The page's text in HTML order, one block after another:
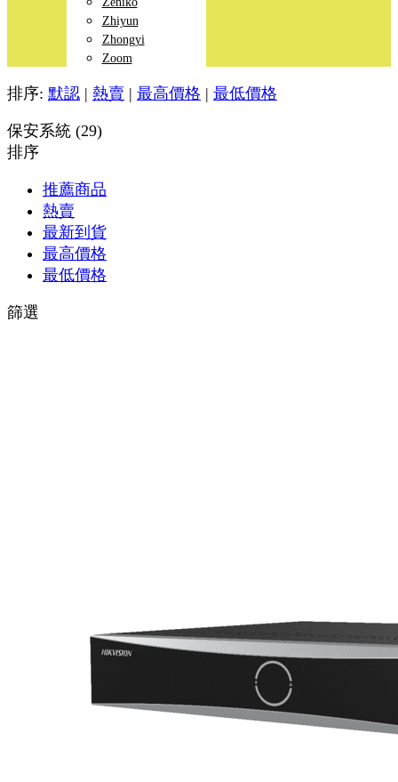
Zhiyun
Zhongyi
Zoom
排序: 默認 | 熱賣 | 最高價格 | 最低價格
保安系統 (29)
排序
推薦商品
熱賣
最新到貨
最高價格
最低價格
篩選